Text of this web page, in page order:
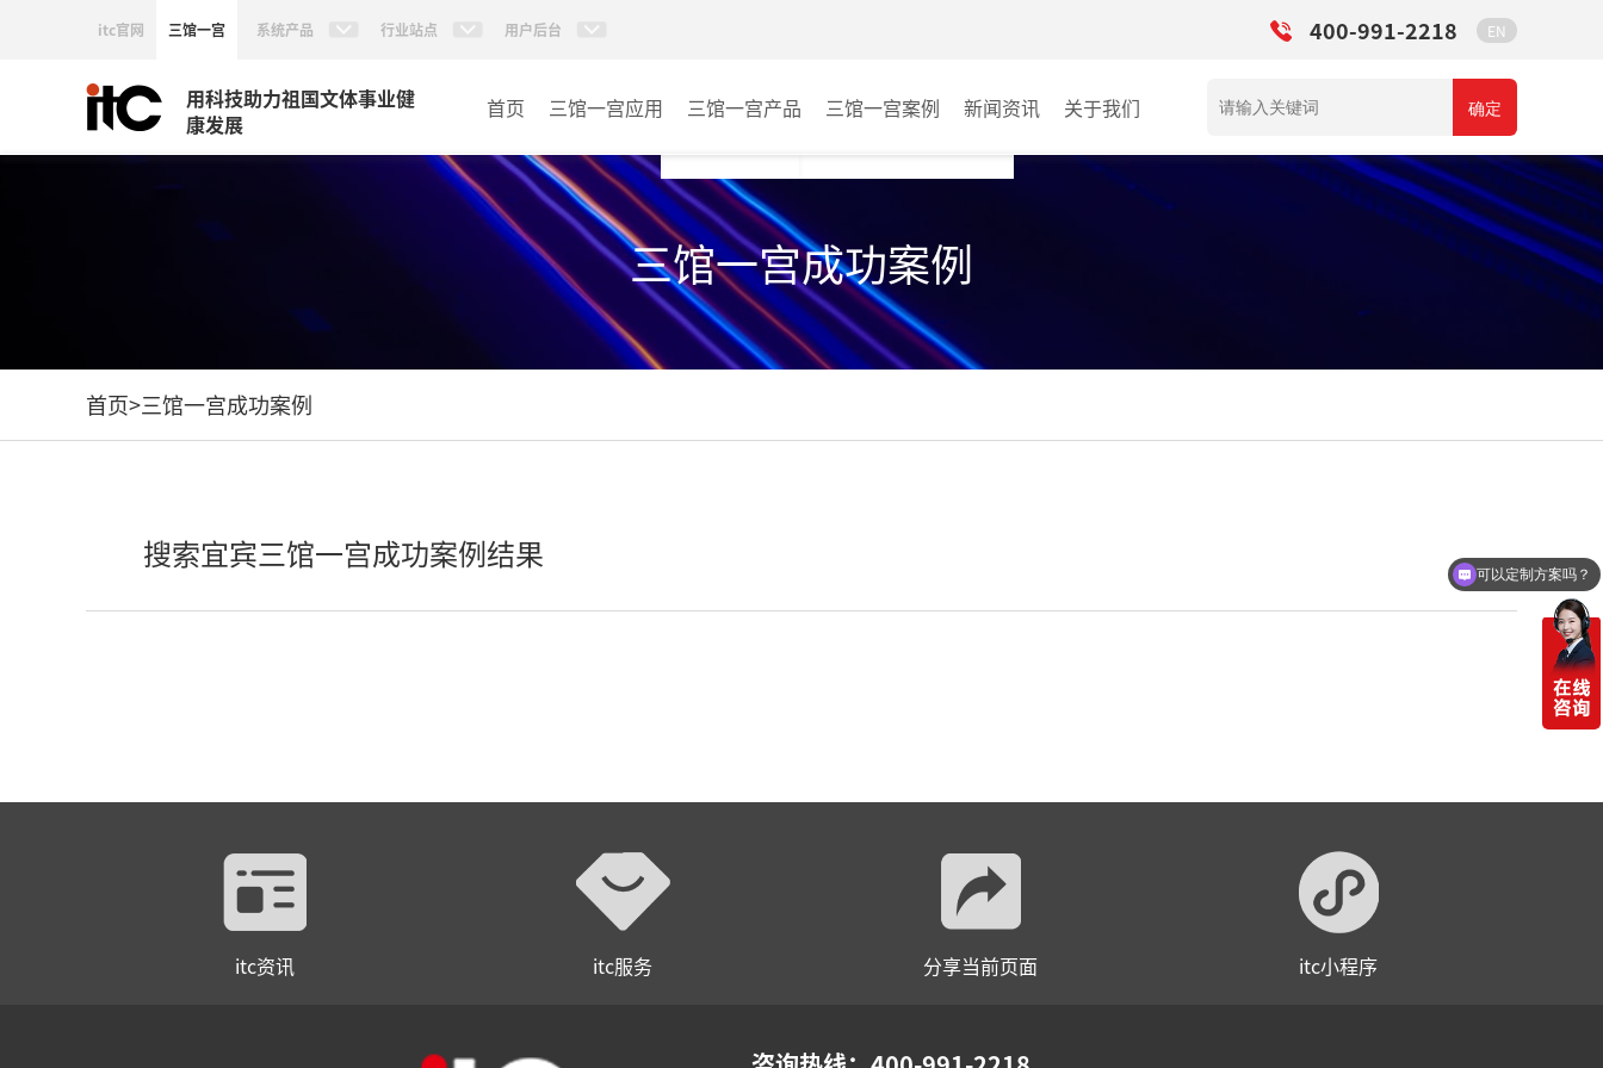
itc官网 三馆一宫 系统产品 行业站点 用户后台 400-991-2218 EN
用科技助力祖国文体事业健
康发展
首页 三馆一宫应用 三馆一宫产品
AI智慧视频会议系统
AI智慧会议平板
视频会议配件
AI智慧会议平板itchub
AI智慧无纸化会议系统
三馆一宫案例
博物馆
图书馆
青少年宫
新闻资讯 关于我们 确定
三馆一宫成功案例
首页>三馆一宫成功案例
搜索宜宾三馆一宫成功案例结果
itc资讯 itc服务 分享当前页面 itc小程序
可以定制方案吗？